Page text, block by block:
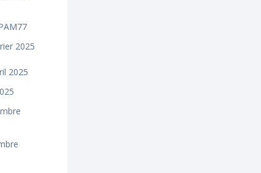
2025
2025